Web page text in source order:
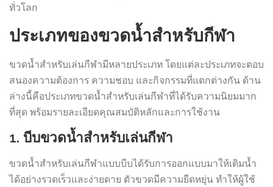
ทั่วโลก
ประเภทของขวดน้ำสำหรับกีฬา
ขวดน้ำสำหรับเล่นกีฬามีหลายประเภท โดยแต่ละประเภทจะตอบ
สนองความต้องการ ความชอบ และกิจกรรมที่แตกต่างกัน ด้าน
ล่างนี้คือประเภทขวดน้ำสำหรับเล่นกีฬาที่ได้รับความนิยมมาก
ที่สุด พร้อมรายละเอียดคุณสมบัติหลักและการใช้งาน
1. บีบขวดน้ำสำหรับเล่นกีฬา
ขวดน้ำสำหรับเล่นกีฬาแบบบีบได้รับการออกแบบมาให้เติมน้ำ
ได้อย่างรวดเร็วและง่ายดาย ตัวขวดมีความยืดหยุ่น ทำให้ผู้ใช้